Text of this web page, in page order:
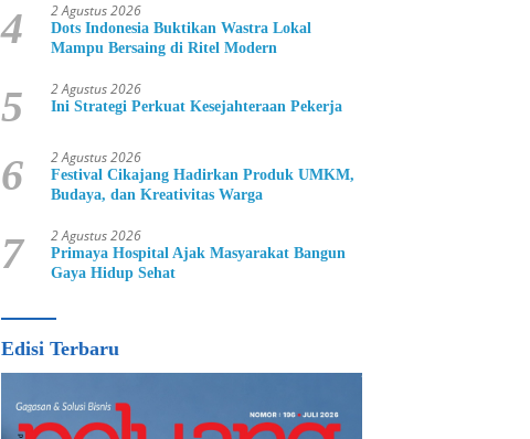
4 2 Agustus 2026
Dots Indonesia Buktikan Wastra Lokal
Mampu Bersaing di Ritel Modern
5 2 Agustus 2026
Ini Strategi Perkuat Kesejahteraan Pekerja
6 2 Agustus 2026
Festival Cikajang Hadirkan Produk UMKM,
Budaya, dan Kreativitas Warga
7 2 Agustus 2026
Primaya Hospital Ajak Masyarakat Bangun
Gaya Hidup Sehat
Edisi Terbaru